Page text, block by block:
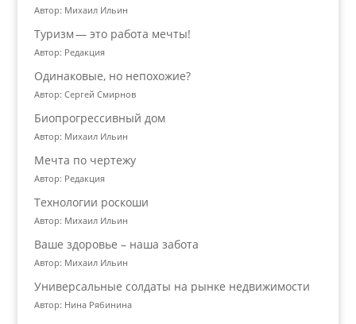
Автор: Михаил Ильин
Туризм — это работа мечты!
Автор: Редакция
Одинаковые, но непохожие?
Автор: Сергей Смирнов
Биопрогрессивный дом
Автор: Михаил Ильин
Мечта по чертежу
Автор: Редакция
Технологии роскоши
Автор: Михаил Ильин
Ваше здоровье – наша забота
Автор: Михаил Ильин
Универсальные солдаты на рынке недвижимости
Автор: Нина Рябинина